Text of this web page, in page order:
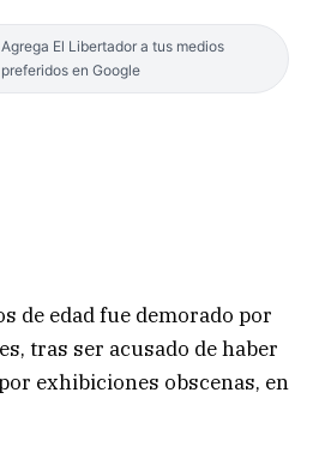
Agrega El Libertador a tus medios
preferidos en Google
de edad fue demorado por
tras ser acusado de haber
exhibiciones obscenas, en